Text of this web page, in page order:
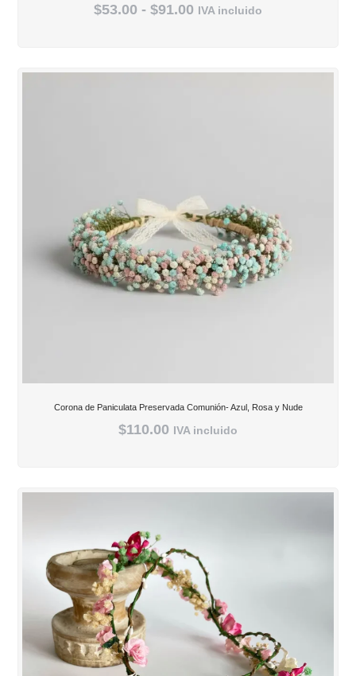
$53.00 - $91.00 IVA incluido
Corona de Paniculata Preservada Comunión- Azul, Rosa y Nude
$110.00 IVA incluido